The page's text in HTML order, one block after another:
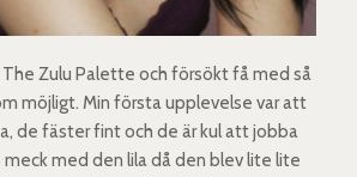
The Zulu Palette och försökt få med så
möjligt. Min första upplevelse var att
de fäster fint och de är kul att jobba
meck med den lila då den blev lite lite